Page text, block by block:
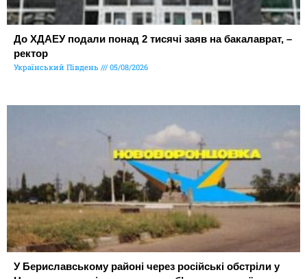
До ХДАЕУ подали понад 2 тисячі заяв на бакалаврат, –
ректор
Український Південь 05/08/2026
У Бериславському районі через російські обстріли у